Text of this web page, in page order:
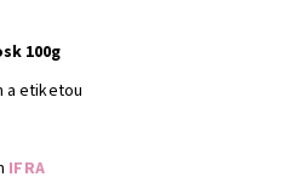
100g
a etiketou
IFRA